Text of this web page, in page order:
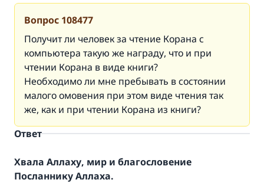
Вопрос 108477
Получит ли человек за чтение Корана с
компьютера такую же награду, что и при
чтении Корана в виде книги?
Необходимо ли мне пребывать в состоянии
малого омовения при этом виде чтения так
же, как и при чтении Корана из книги?
Ответ
Хвала Аллаху, мир и благословение
Посланнику Аллаха.